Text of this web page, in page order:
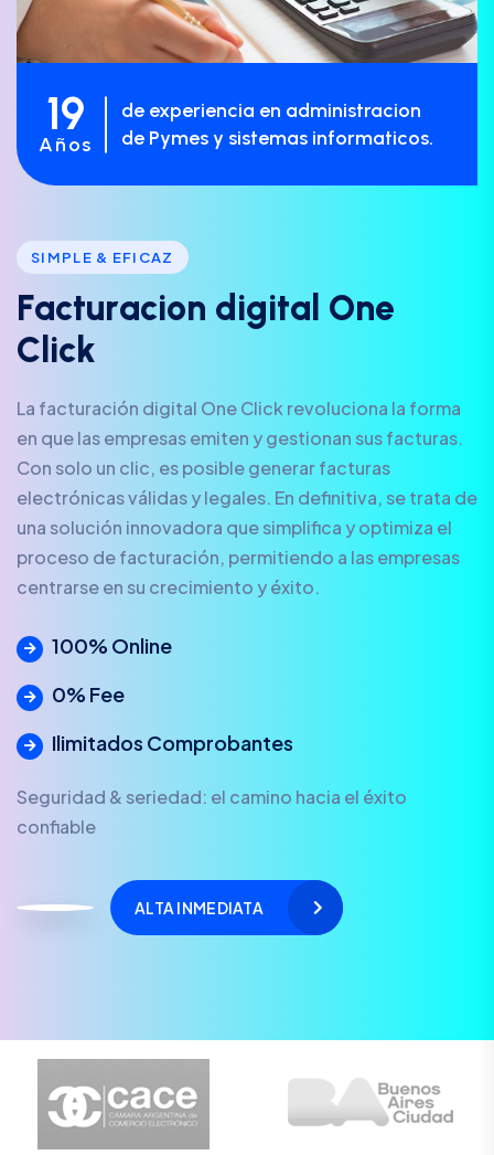
19
Años
de experiencia en administracion
de Pymes y sistemas informaticos.
SIMPLE & EFICAZ
Facturacion d igita One
C ick
La facturación digital One Click revoluciona la forma
en que las empresas emiten y gestionan sus facturas.
Con solo un clic, es posible generar facturas
electrónicas válidas y legales. En definitiva, se trata de
una solución innovadora que simplifica y optimiza el
proceso de facturación, permitiendo a las empresas
centrarse en su crecimiento y éxito.
100% Online
0% Fee
Ilimitados Comprobantes
Seguridad & seriedad: el camino hacia el éxito
confiable
ALTA INMEDIATA